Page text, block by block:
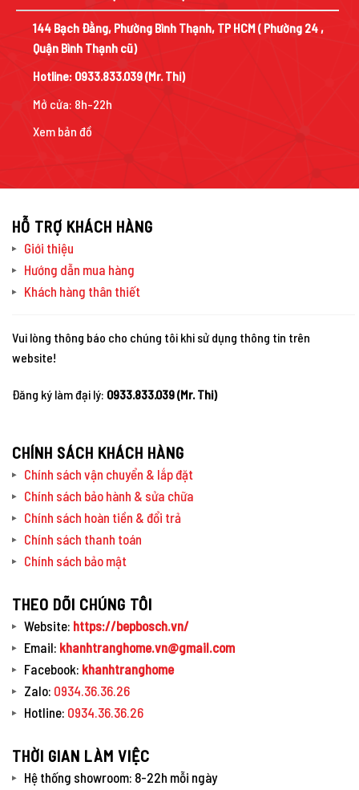
144 Bạch Đằng, Phường Bình Thạnh, TP HCM ( Phường 24 ,
Quận Bình Thạnh cũ)
Hotline: 0933.833.039(Mr. Thi)
Mở cửa: 8h-22h
Xem bản đồ
HỖ TRỢ KHÁCH HÀNG
Giới thiệu
Hướng dẫn mua hàng
Khách hàng thân thiết
Vui lòng thông báo cho chúng tôi khi sử dụng thông tin trên
website!
Đăng ký làm đại lý: 0933.833.039 (Mr. Thi)
CHÍNH SÁCH KHÁCH HÀNG
Chính sách vận chuyển & lắp đặt
Chính sách bảo hành & sửa chữa
Chính sách hoàn tiền & đổi trả
Chính sách thanh toán
Chính sách bảo mật
THEO DÕI CHÚNG TÔI
Website: https://bepbosch.vn/
Email: khanhtranghome.vn@gmail.com
Facebook: khanhtranghome
Zalo: 0934.36.36.26
Hotline: 0934.36.36.26
THỜI GIAN LÀM VIỆC
Hệ thống showroom: 8-22h mỗi ngày